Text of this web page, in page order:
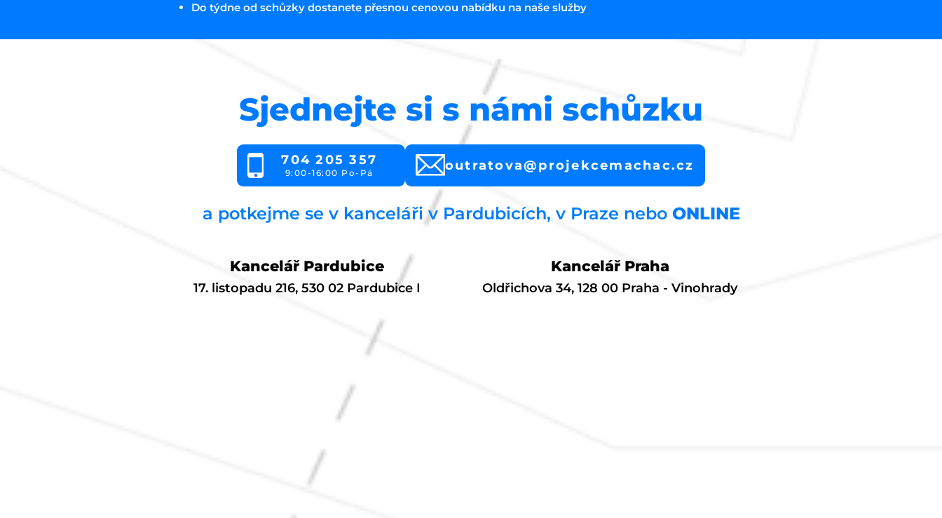
Do týdne od schůzky dostanete přesnou cenovou nabídku na naše služby
Sjednejte si s námi schůzku
704 205 357
9:00-16:00 Po-Pá outratova@projekcemachac.cz
a potkejme se v kanceláři v Pardubicích, v Praze nebo ONLINE
Kancelář Pardubice
17. listopadu 216, 530 02 Pardubice I
Kancelář Praha
Oldřichova 34, 128 00 Praha - Vinohrady